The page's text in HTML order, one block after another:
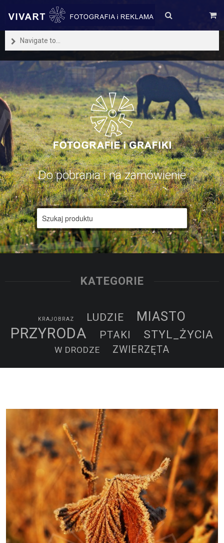
Navigate to...
Do pobrania i na zamówienie
KATEGORIE
KRAJOBRAZ LUDZIE MIASTO
PRZYRODA PTAKI STYL_ŻYCIA
W DRODZE ZWIERZĘTA